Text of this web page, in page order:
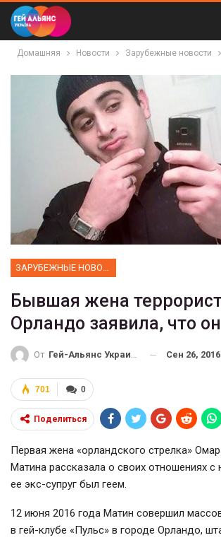
Домашняя Новости Зарубежные новости
Бывшая жена
Орландо заявила, что
От Гей-Альянс Украина Сен 26, 2016
0
701
Поделиться
Первая жена «орландского стрелка»
Матина рассказала о своих отношениях с
ее экс-супруг был геем.
12 июня 2016 года Матин совершил
в гей-клубе «Пульс» в городе Орландо,